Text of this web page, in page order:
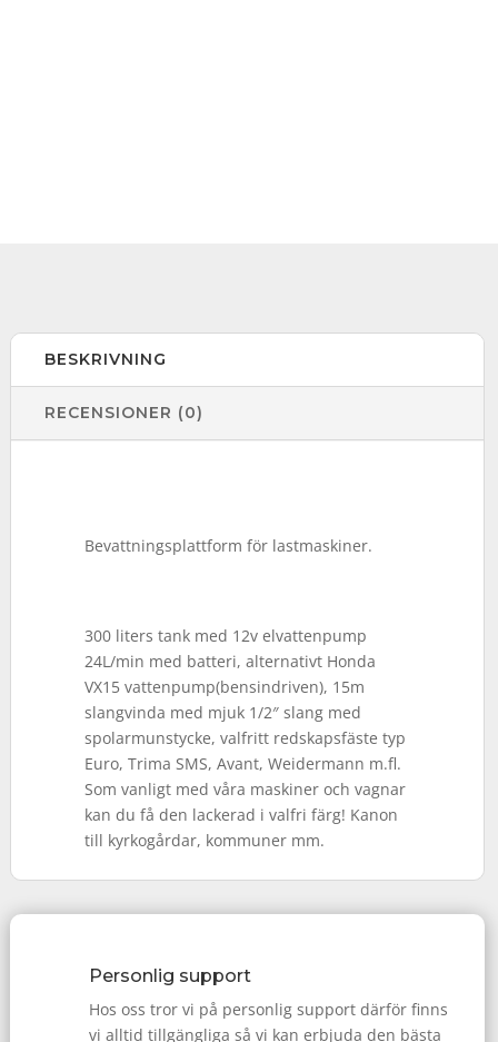
BESKRIVNING
RECENSIONER (0)
Bevattningsplattform för lastmaskiner.
300 liters tank med 12v elvattenpump
24L/min med batteri, alternativt Honda
VX15 vattenpump(bensindriven), 15m
slangvinda med mjuk 1/2″ slang med
spolarmunstycke, valfritt redskapsfäste typ
Euro, Trima SMS, Avant, Weidermann m.fl.
Som vanligt med våra maskiner och vagnar
kan du få den lackerad i valfri färg! Kanon
till kyrkogårdar, kommuner mm.
Personlig support
Hos oss tror vi på personlig support därför finns
vi alltid tillgängliga så vi kan erbjuda den bästa